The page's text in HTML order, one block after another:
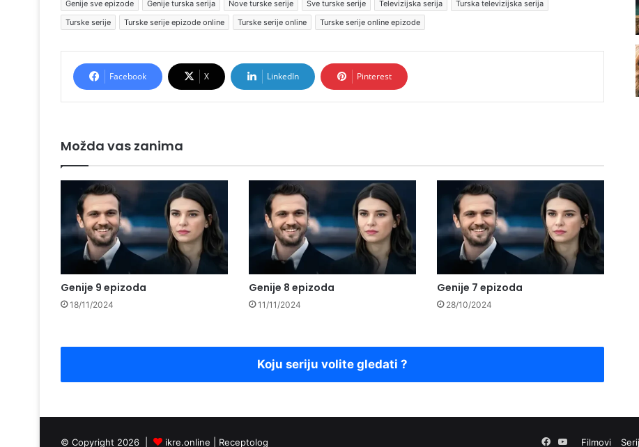
Genije sve epizode
Genije turska serija Nove turske serije Sve turske serije Televizijska serija
Turska televizijska serija
Turske serije
Turske serije epizode online Turske serije online Turske serije online epizode
Facebook X LinkedIn Pinterest
Možda vas zanima
Genije 9 epizoda
18/11/2024
Genije 8 epizoda
11/11/2024
Genije 7 epizoda
28/10/2024
Koju seriju volite gledati ?
© Copyright 2026 | ikre.online | Receptolog Filmovi
Facebook
YouTube